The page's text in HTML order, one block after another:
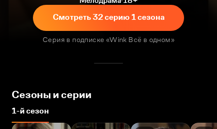
Смотреть 32 серию 1 сезона
Серия в подписке «Wink Всё в одном»
Сезоны и серии
1-й сезон